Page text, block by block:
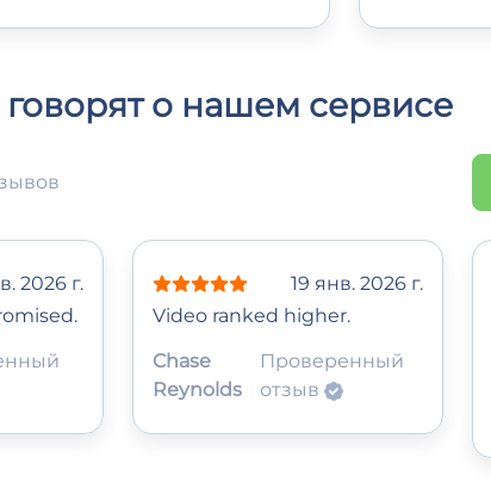
о нашем сервисе
2026 г.
19 янв. 2026 г.
Video ranked higher.
Chase
Reynolds
Проверенный
отзыв